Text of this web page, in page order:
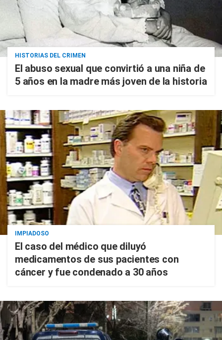
HISTORIAS DEL CRIMEN
El abuso sexual que convirtió a una niña de
5 años en la madre más joven de la historia
IMPIADOSO
El caso del médico que diluyó
medicamentos de sus pacientes con
cáncer y fue condenado a 30 años